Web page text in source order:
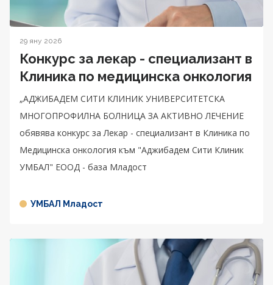
29 яну 2026
Конкурс за лекар - специализант в
Клиника по медицинска онкология
„АДЖИБАДЕМ СИТИ КЛИНИК УНИВЕРСИТЕТСКА
МНОГОПРОФИЛНА БОЛНИЦА ЗА АКТИВНО ЛЕЧЕНИЕ
обявява конкурс за Лекар - специализант в Клиника по
Медицинска онкология към "Аджибадем Сити Клиник
УМБАЛ" ЕООД - база Младост
УМБАЛ Младост